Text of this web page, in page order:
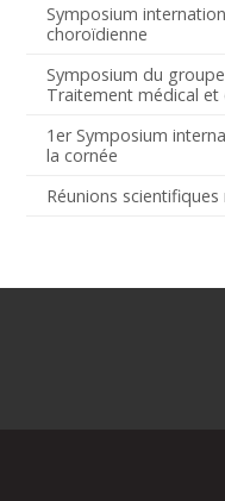
Symposium
choroïdienne
Symposium du
Traitement médical et
1er Symposium
la cornée
Réunions scientifiques